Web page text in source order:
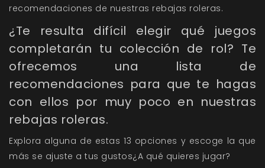
recomendaciones de nuestras rebajas roleras.
¿Te resulta difícil elegir qué juegos
completarán tu colección de rol? Te
ofrecemos una lista de
recomendaciones para que te hagas
con ellos por muy poco en nuestras
rebajas roleras.
Explora alguna de estas 13 opciones y escoge la que
más se ajuste a tus gustos¿A qué quieres jugar?